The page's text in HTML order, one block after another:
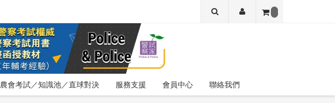
農會考試／知識池／直球對決 服務支援 會員中心 聯絡我們